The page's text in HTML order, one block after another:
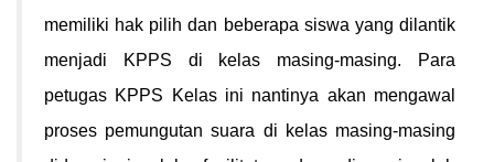
memiliki hak pilih dan beberapa siswa yang dilantik
menjadi KPPS di kelas masing-masing. Para
petugas KPPS Kelas ini nantinya akan mengawal
proses pemungutan suara di kelas masing-masing